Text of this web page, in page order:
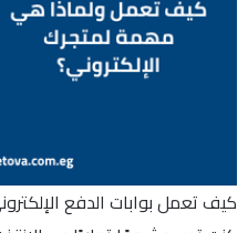
كيف تعمل بوابات الدفع